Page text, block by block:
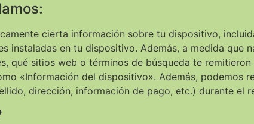
cierta información sobre tu dispositivo,
instaladas en tu dispositivo. Además, a medida que
qué sitios web o términos de búsqueda te
«Información del dispositivo». Además, podemos
dirección, información de pago, etc.) durante el